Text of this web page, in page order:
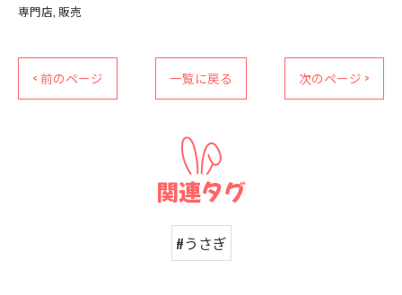
専門店 販売
< 前のページ 一覧に戻る 次のページ >
関連タグ
#うさぎ